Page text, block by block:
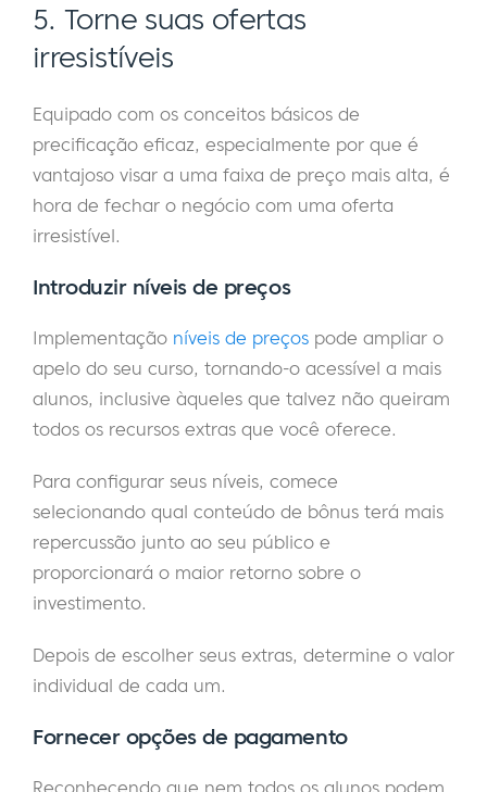
5. Torne suas ofertas
irresistíveis
Equipado com os conceitos básicos de
precificação eficaz, especialmente por que é
vantajoso visar a uma faixa de preço mais alta, é
hora de fechar o negócio com uma oferta
irresistível.
Introduzir níveis de preços
Implementação níveis de preços pode ampliar o
apelo do seu curso, tornando-o acessível a mais
alunos, inclusive àqueles que talvez não queiram
todos os recursos extras que você oferece.
Para configurar seus níveis, comece
selecionando qual conteúdo de bônus terá mais
repercussão junto ao seu público e
proporcionará o maior retorno sobre o
investimento.
Depois de escolher seus extras, determine o valor
individual de cada um.
Fornecer opções de pagamento
Reconhecendo que nem todos os alunos podem